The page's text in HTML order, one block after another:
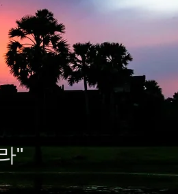
"